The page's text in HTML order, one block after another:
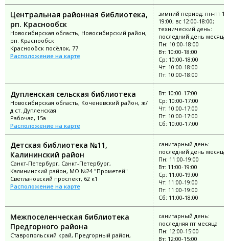
Центральная районная библиотека,
рп. Краснообск
Новосибирская область, Новосибирский район,
рп. Краснообск
Краснообск посёлок, 77
Расположение на карте
зимний период: пн-пт
19:00; вс 12:00-18:00;
технический день:
последний день месяца
Пн: 10:00-18:00
Вт: 10:00-18:00
Ср: 10:00-18:00
Чт: 10:00-18:00
Пт: 10:00-18:00
Дупленская сельская библиотека
Новосибирская область, Коченевский район, ж/
д ст. Дупленская
Рабочая, 15а
Расположение на карте
Вт: 10:00-17:00
Ср: 10:00-17:00
Чт: 10:00-17:00
Пт: 10:00-17:00
Сб: 10:00-17:00
Детская библиотека №11,
Калининский район
Санкт-Петербург, Санкт-Петербург,
Калининский район, МО №24 "Прометей"
Светлановский проспект, 62 к1
Расположение на карте
санитарный день:
последний день месяца
Пн: 11:00-19:00
Вт: 11:00-19:00
Ср: 11:00-19:00
Чт: 11:00-19:00
Пт: 11:00-19:00
Сб: 11:00-18:00
Межпоселенческая библиотека
Предгорного района
Ставропольский край, Предгорный район,
санитарный день:
последняя пт месяца
Пн: 12:00-15:00
Вт: 12:00-15:00